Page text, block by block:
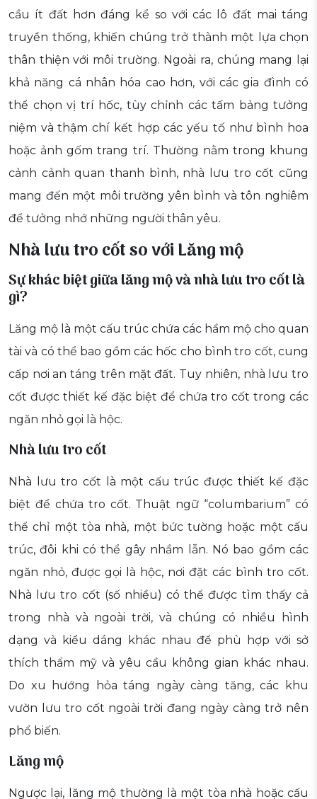
cầu ít đất hơn đáng kể so với các lô đất mai táng
truyền thống, khiến chúng trở thành một lựa chọn
thân thiện với môi trường. Ngoài ra, chúng mang lại
khả năng cá nhân hóa cao hơn, với các gia đình có
thể chọn vị trí hốc, tùy chỉnh các tấm bảng tưởng
niệm và thậm chí kết hợp các yếu tố như bình hoa
hoặc ảnh gốm trang trí. Thường nằm trong khung
cảnh cảnh quan thanh bình, nhà lưu tro cốt cũng
mang đến một môi trường yên bình và tôn nghiêm
để tưởng nhớ những người thân yêu.
Nhà lưu tro cốt so với Lăng mộ
Sự khác biệt giữa lăng mộ và nhà lưu tro cốt là
gì?
Lăng mộ là một cấu trúc chứa các hầm mộ cho quan
tài và có thể bao gồm các hốc cho bình tro cốt, cung
cấp nơi an táng trên mặt đất. Tuy nhiên, nhà lưu tro
cốt được thiết kế đặc biệt để chứa tro cốt trong các
ngăn nhỏ gọi là hộc.
Nhà lưu tro cốt
Nhà lưu tro cốt là một cấu trúc được thiết kế đặc
biệt để chứa tro cốt. Thuật ngữ “columbarium” có
thể chỉ một tòa nhà, một bức tường hoặc một cấu
trúc, đôi khi có thể gây nhầm lẫn. Nó bao gồm các
ngăn nhỏ, được gọi là hộc, nơi đặt các bình tro cốt.
Nhà lưu tro cốt (số nhiều) có thể được tìm thấy cả
trong nhà và ngoài trời, và chúng có nhiều hình
dạng và kiểu dáng khác nhau để phù hợp với sở
thích thẩm mỹ và yêu cầu không gian khác nhau.
Do xu hướng hỏa táng ngày càng tăng, các khu
vườn lưu tro cốt ngoài trời đang ngày càng trở nên
phổ biến.
Lăng mộ
Ngược lại, lăng mộ thường là một tòa nhà hoặc cấu